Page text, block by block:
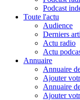
Podcast
Toute l'actu
Audience
Derniers
Actu radio
Actu
Annuaire
Annuaire
Ajouter
Annuaire
Ajouter